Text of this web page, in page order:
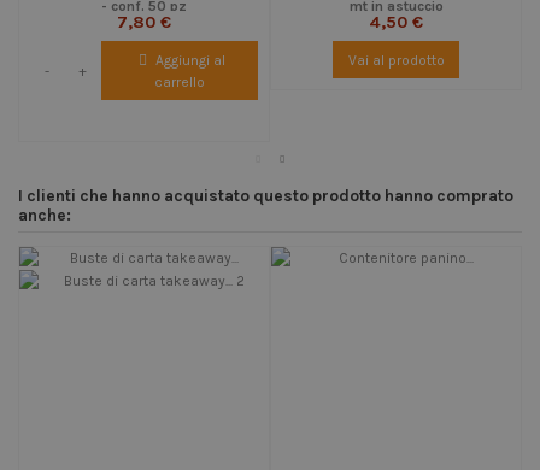
- conf. 50 pz
7,80 €
- +
Aggiungi al
carrello
mt in astuccio
4,50 €
Vai al prodotto
I clienti che hanno acquistato questo prodotto hanno comprato
anche: